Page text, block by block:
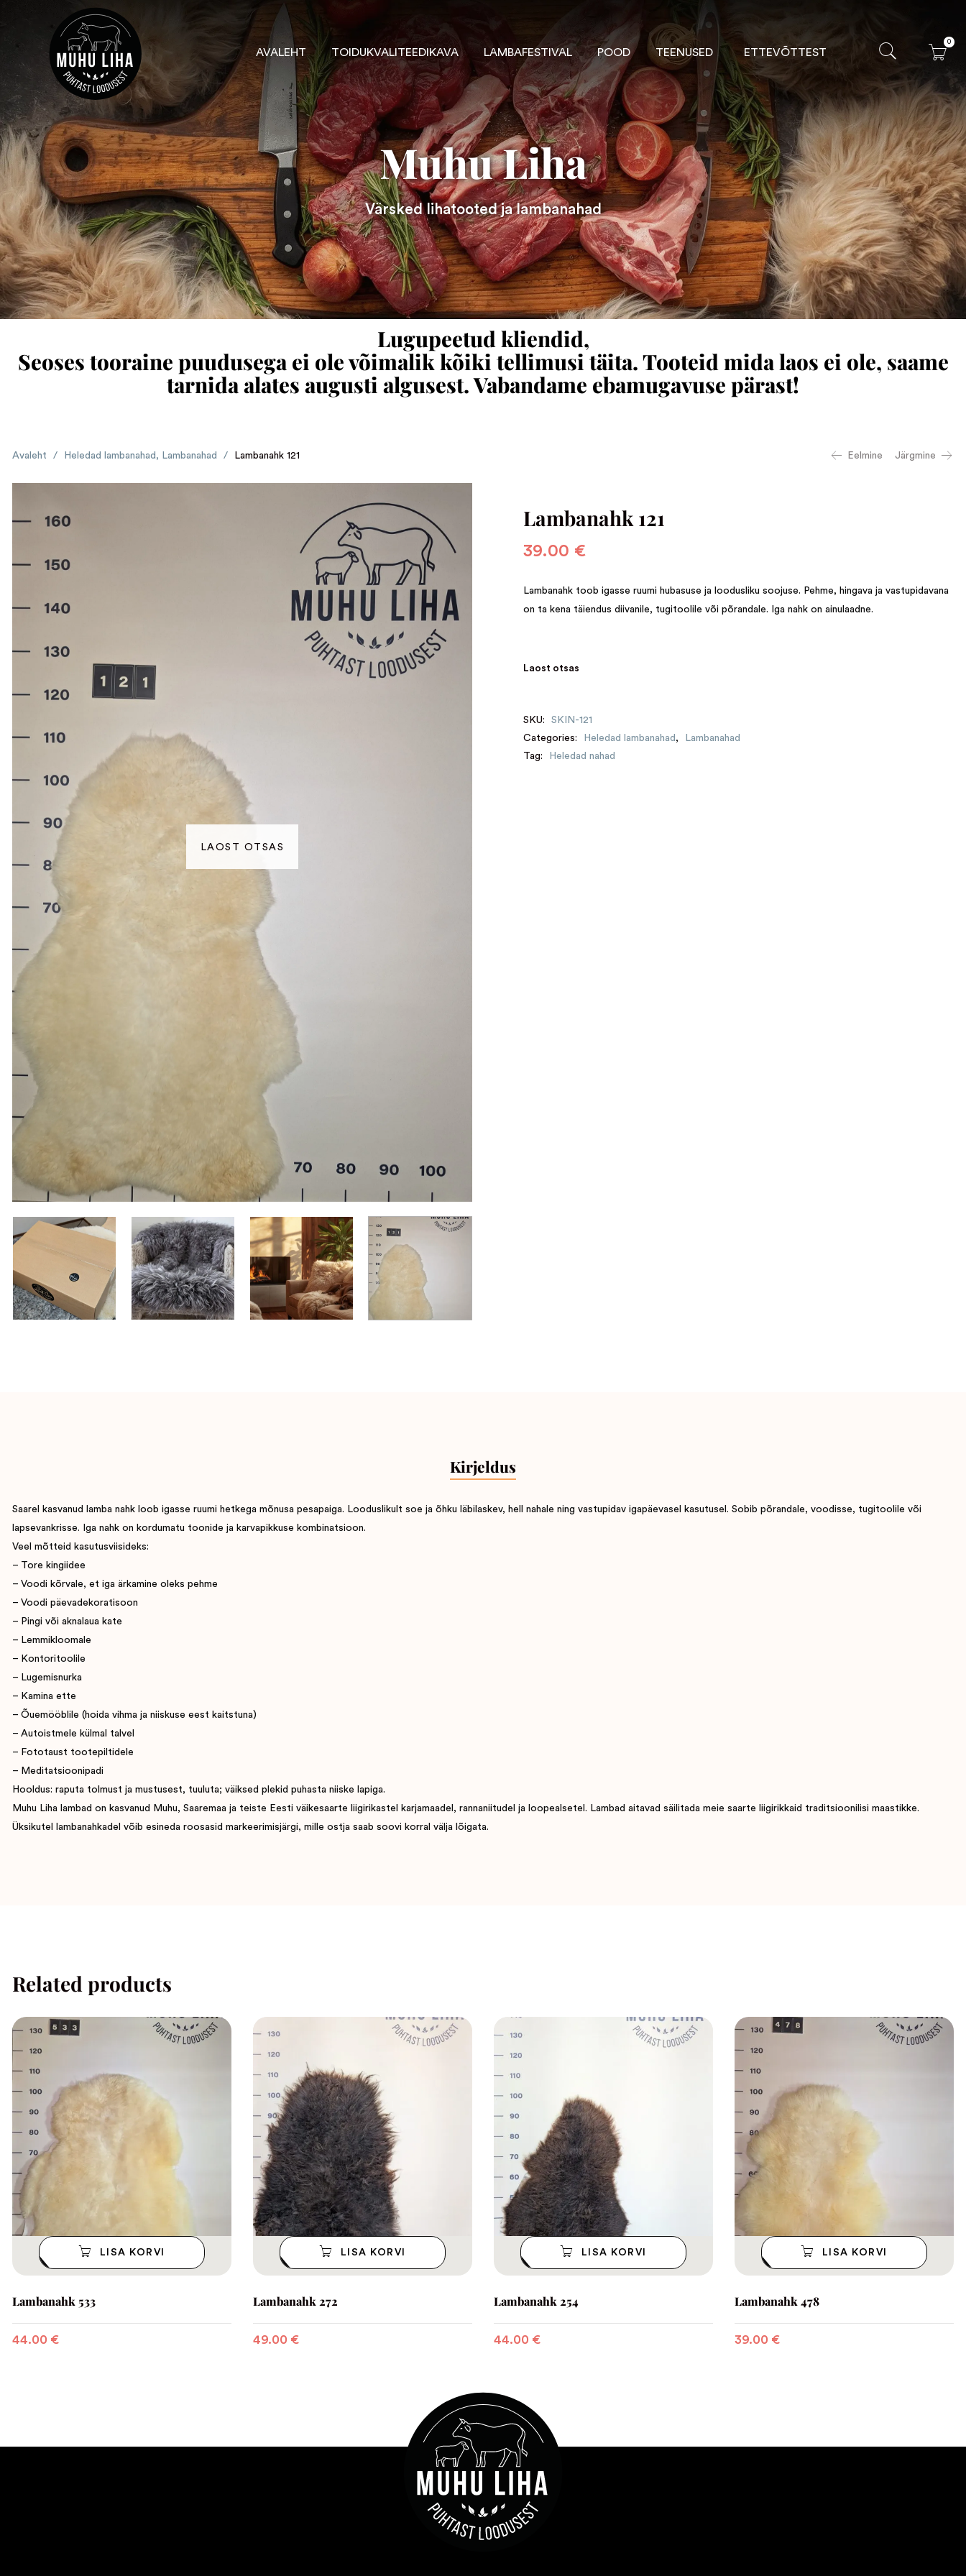
AVALEHT TOIDUKVALITEEDIKAVA LAMBAFESTIVAL POOD TEENUSED ETTEVÕTTEST
0
Muhu Liha
Värsked lihatooted ja lambanahad
Lugupeetud kliendid,
Seoses tooraine puudusega ei ole võimalik kõiki tellimusi täita. Tooteid mida laos ei ole, saame
tarnida alates augusti algusest. Vabandame ebamugavuse pärast!
Avaleht / Heledad lambanahad , Lambanahad / Lambanahk 121 Eelmine Järgmine
LAOST OTSAS
Lambanahk 121
39.00 €
Lambanahk toob igasse ruumi hubasuse ja loodusliku soojuse. Pehme, hingava ja vastupidavana
on ta kena täiendus diivanile, tugitoolile või põrandale. Iga nahk on ainulaadne.
Laost otsas
SKU:
SKIN-121
Categories:
Heledad lambanahad ,
Lambanahad
Tag:
Heledad nahad
Kirjeldus
Saarel kasvanud lamba nahk loob igasse ruumi hetkega mõnusa pesapaiga. Looduslikult soe ja õhku läbilaskev, hell nahale ning vastupidav igapäevasel kasutusel. Sobib põrandale, voodisse, tugitoolile või
lapsevankrisse. Iga nahk on kordumatu toonide ja karvapikkuse kombinatsioon.
Veel mõtteid kasutusviisideks:
– Tore kingiidee
– Voodi kõrvale, et iga ärkamine oleks pehme
– Voodi päevadekoratisoon
– Pingi või aknalaua kate
– Lemmikloomale
– Kontoritoolile
– Lugemisnurka
– Kamina ette
– Õuemööblile (hoida vihma ja niiskuse eest kaitstuna)
– Autoistmele külmal talvel
– Fototaust tootepiltidele
– Meditatsioonipadi
Hooldus: raputa tolmust ja mustusest, tuuluta; väiksed plekid puhasta niiske lapiga.
Muhu Liha lambad on kasvanud Muhu, Saaremaa ja teiste Eesti väikesaarte liigirikastel karjamaadel, rannaniitudel ja loopealsetel. Lambad aitavad säilitada meie saarte liigirikkaid traditsioonilisi maastikke.
Üksikutel lambanahkadel võib esineda roosasid markeerimisjärgi, mille ostja saab soovi korral välja lõigata.
Related products
LISA KORVI
Lambanahk 533
44.00 €
LISA KORVI
Lambanahk 272
49.00 €
LISA KORVI
Lambanahk 254
44.00 €
LISA KORVI
Lambanahk 478
39.00 €